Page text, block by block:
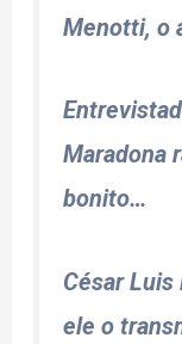
Menotti, o
Maradona
bonito…
César
ele o